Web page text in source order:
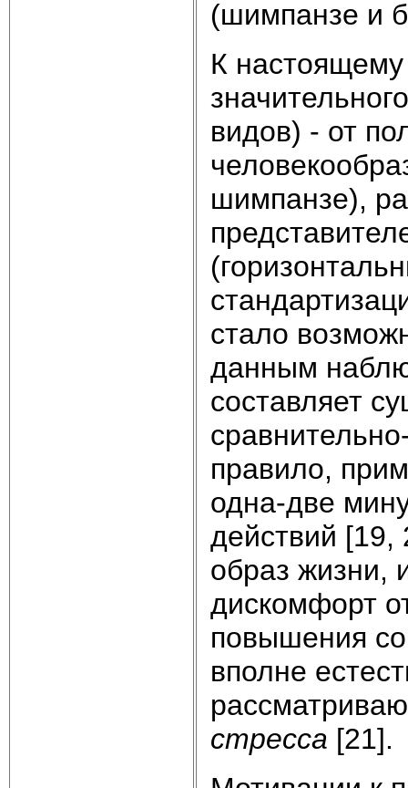
(шимпанзе и
К
видов) - от
шимпанзе),
стало
данным
составляет
правило,
одна-две
действий
образ жизни,
дискомфорт
повышения
вполне
стресса [21].